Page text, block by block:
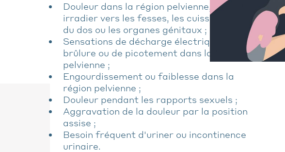
Douleur dans la région pelvienne, pouvant
irradier vers les fesses, les cuisses, le bas
du dos ou les organes génitaux ;
Sensations de décharge électrique, de
brûlure ou de picotement dans la région
pelvienne ;
Engourdissement ou faiblesse dans la
région pelvienne ;
Douleur pendant les rapports sexuels ;
Aggravation de la douleur par la position
assise ;
Besoin fréquent d'uriner ou incontinence
urinaire.